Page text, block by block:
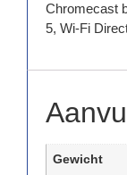
Chromecast
5, Wi-Fi
Gewicht